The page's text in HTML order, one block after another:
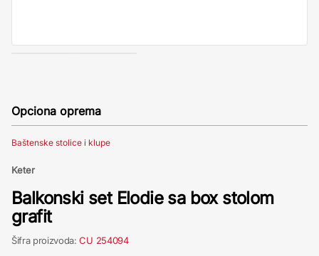
Opciona oprema
Baštenske stolice i klupe
Keter
Balkonski set Elodie sa box stolom
grafit
Šifra proizvoda:CU 254094